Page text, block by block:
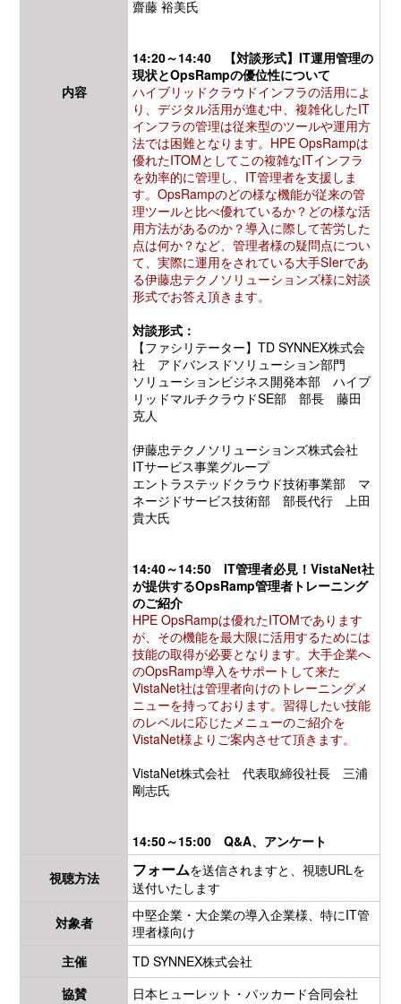
内容
齋藤 裕美氏
14:20～14:40 【対談形式】IT運用管理の
現状とOpsRampの優位性について
ハイブリッドクラウドインフラの活用によ
り、デジタル活用が進む中、複雑化したIT
インフラの管理は従来型のツールや運用方
法では困難となります。HPE OpsRampは
優れたITOMとしてこの複雑なITインフラ
を効率的に管理し、IT管理者を支援しま
す。OpsRampのどの様な機能が従来の管
理ツールと比べ優れているか？どの様な活
用方法があるのか？導入に際して苦労した
点は何か？など、管理者様の疑問点につい
て、実際に運用をされている大手SIerであ
る伊藤忠テクノソリューションズ様に対談
形式でお答え頂きます。
対談形式：
【ファシリテーター】TD SYNNEX株式会
社 アドバンスドソリューション部門
ソリューションビジネス開発本部 ハイブ
リッドマルチクラウドSE部 部長 藤田
克人
伊藤忠テクノソリューションズ株式会社
ITサービス事業グループ
エントラステッドクラウド技術事業部 マ
ネージドサービス技術部 部長代行 上田
貴大氏
14:40～14:50 IT管理者必見！VistaNet社
が提供するOpsRamp管理者トレーニング
のご紹介
HPE OpsRampは優れたITOMであります
が、その機能を最大限に活用するためには
技能の取得が必要となります。大手企業へ
のOpsRamp導入をサポートして来た
VistaNet社は管理者向けのトレーニングメ
ニューを持っております。習得したい技能
のレベルに応じたメニューのご紹介を
VistaNet様よりご案内させて頂きます。
VistaNet株式会社 代表取締役社長 三浦
剛志氏
14:50～15:00 Q&A、アンケート
視聴方法 フォームを送信されますと、視聴URLを
送付いたします
対象者
中堅企業・大企業の導入企業様、特にIT管
理者様向け
主催
TD SYNNEX株式会社
協賛
日本ヒューレット・パッカード合同会社